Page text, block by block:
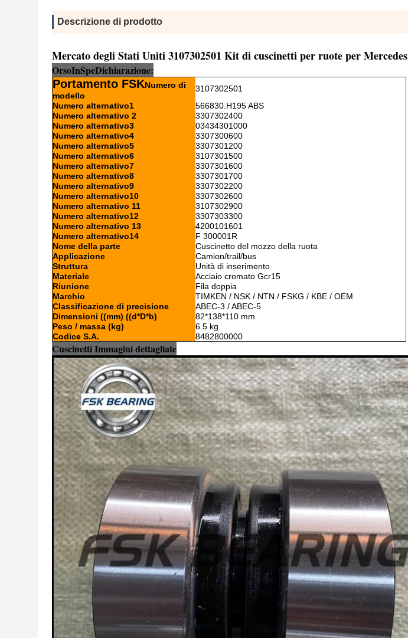
Descrizione di prodotto
Mercato degli Stati Uniti 3107302501 Kit di cuscinetti per ruote per Mercedes
OrsoInSpeDichiarazione:
Portamento FSKNumero di
modello
3107302501
Numero alternativo1
566830.H195 ABS
Numero alternativo 2
3307302400
Numero alternativo3
03434301000
Numero alternativo4
3307300600
Numero alternativo5
3307301200
Numero alternativo6
3107301500
Numero alternativo7
3307301600
Numero alternativo8
3307301700
Numero alternativo9
3307302200
Numero alternativo10
3307302600
Numero alternativo 11
3107302900
Numero alternativo12
3307303300
Numero alternativo 13
4200101601
Numero alternativo14
F 300001R
Nome della parte
Cuscinetto del mozzo della ruota
Applicazione
Camion/trail/bus
Struttura
Unità di inserimento
Materiale
Acciaio cromato Gcr15
Riunione
Fila doppia
Marchio
TIMKEN / NSK / NTN / FSKG / KBE / OEM
Classificazione di precisione
ABEC-3 / ABEC-5
Dimensioni ((mm) ((d*D*b)
82*138*110 mm
Peso / massa (kg)
6.5 kg
Codice S.A.
8482800000
Cuscinetti Immagini dettagliate